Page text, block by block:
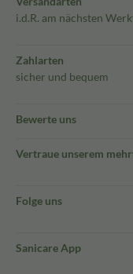
i.d.R. am nächsten
Zahlarten
sicher und bequem
Bewerte uns
Vertraue unserem
Folge uns
Sanicare App